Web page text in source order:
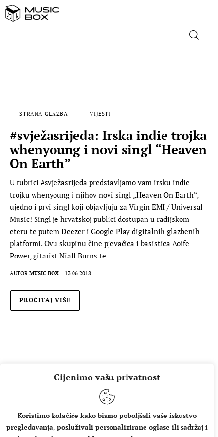
Cijenimo vašu privatnost
Koristimo kolačiće kako bismo poboljšali vaše iskustvo
pregledavanja, posluživali personalizirane oglase ili sadržaj i
MUSIC BOX
STRANA GLAZBA VIJESTI
#svježasrijeda: Irska indie trojka
whenyoung i novi singl “Heaven
On Earth”
U rubrici #svježasrijeda predstavljamo vam irsku indie-
trojku whenyoung i njihov novi singl „Heaven On Earth“,
ujedno i prvi singl koji objavljuju za Virgin EMI / Universal
Music! Singl je hrvatskoj publici dostupan u radijskom
eteru te putem Deezer i Google Play digitalnih glazbenih
platformi. Ovu skupinu čine pjevačica i basistica Aoife
Power, gitarist Niall Burns te…
AUTOR MUSIC BOX 13.06.2018.
PROČITAJ VIŠE
O NAMA IMPRESSUM UVJETI KORIŠTENJA